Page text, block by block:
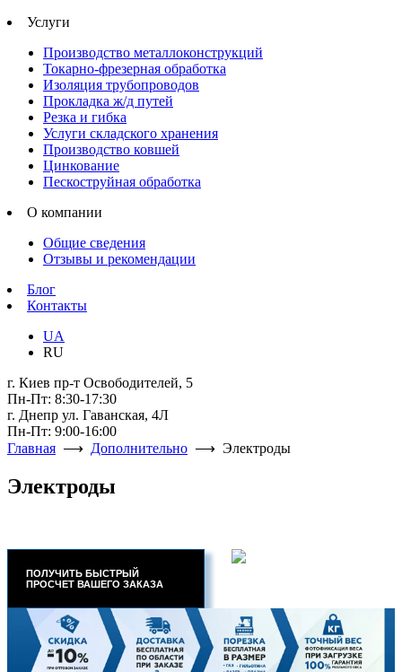
Услуги
Производство металлоконструкций
Токарно-фрезерная обработка
Изоляция трубопроводов
Прокладка ж/д путей
Резка и гибка
Услуги складского хранения
Производство ковшей
Цинкование
Пескоструйная обработка
О компании
Общие сведения
Отзывы и рекомендации
Блог
Контакты
UA
RU
г. Киев пр-т Освободителей, 5
Пн-Пт: 8:30-17:30
г. Днепр ул. Гаванская, 4Л
Пн-Пт: 9:00-16:00
Главная ⟶ Дополнительно ⟶ Электроды
Электроды
ПОЛУЧИТЬ БЫСТРЫЙ
ПРОСЧЕТ ВАШЕГО ЗАКАЗА